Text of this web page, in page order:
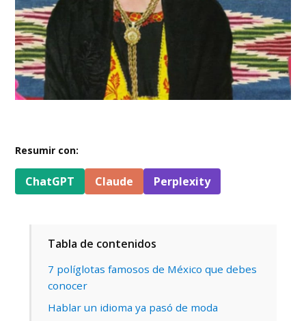
Resumir con:
ChatGPT Claude Perplexity
Tabla de contenidos
7 políglotas famosos de México que debes
conocer
Hablar un idioma ya pasó de moda